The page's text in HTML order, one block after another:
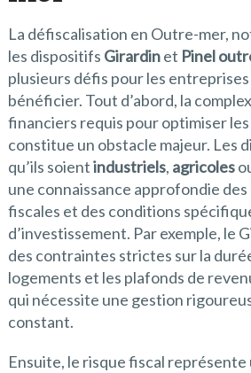
La défiscalisation en Outre-mer,
les dispositifs Girardinet Pinel
plusieurs défis pour les
bénéficier. Tout d’abord, la
financiers requis pour optimiser
constitue un obstacle majeur. Les
qu’ils soientindustriels, agricoles
une connaissance approfondie
fiscales et des conditions
d’investissement. Par exemple, le
des contraintes strictes sur la
logements et les plafonds de
qui nécessite une gestion
constant.
Ensuite, le risque fiscal